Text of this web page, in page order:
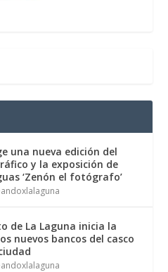
una nueva edición del
y la exposición de
‘Zenón el fotógrafo’
de La Laguna inicia la
nuevos bancos del casco